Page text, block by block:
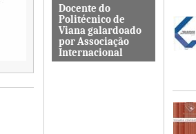
Docente do
Politécnico de
Viana galardoado
por Associação
Internacional